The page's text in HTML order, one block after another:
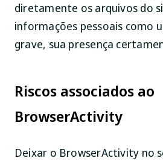
diretamente os arquivos do
informações pessoais como
grave, sua presença
Riscos associados ao
BrowserActivity
Deixar o BrowserActivity no